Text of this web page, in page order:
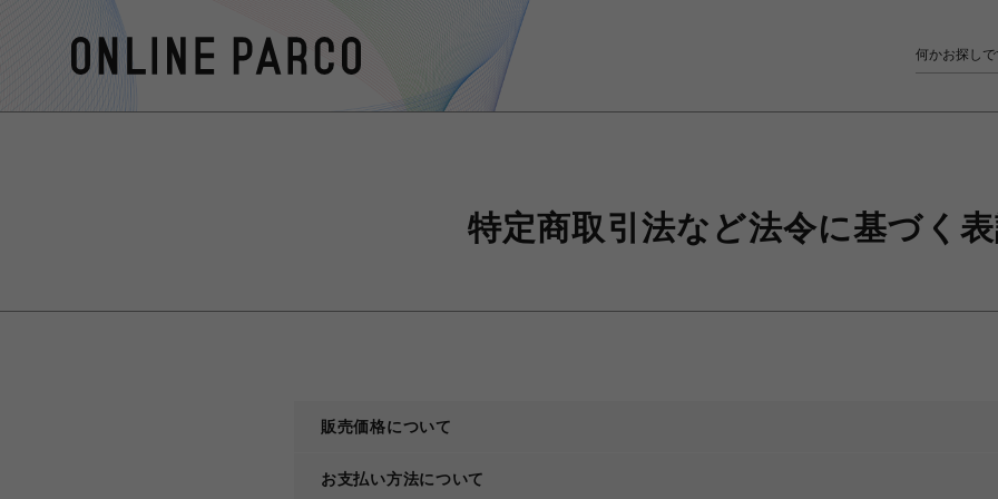
特定商取引法など法令に基づく
販売価格について
お支払い方法について